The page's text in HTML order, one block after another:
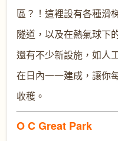
區？！這裡設有各種滑
隧道，以及在熱氣球下
還有不少新設施，如人
在日內一一建成，讓你
收穫。
O C Great Park